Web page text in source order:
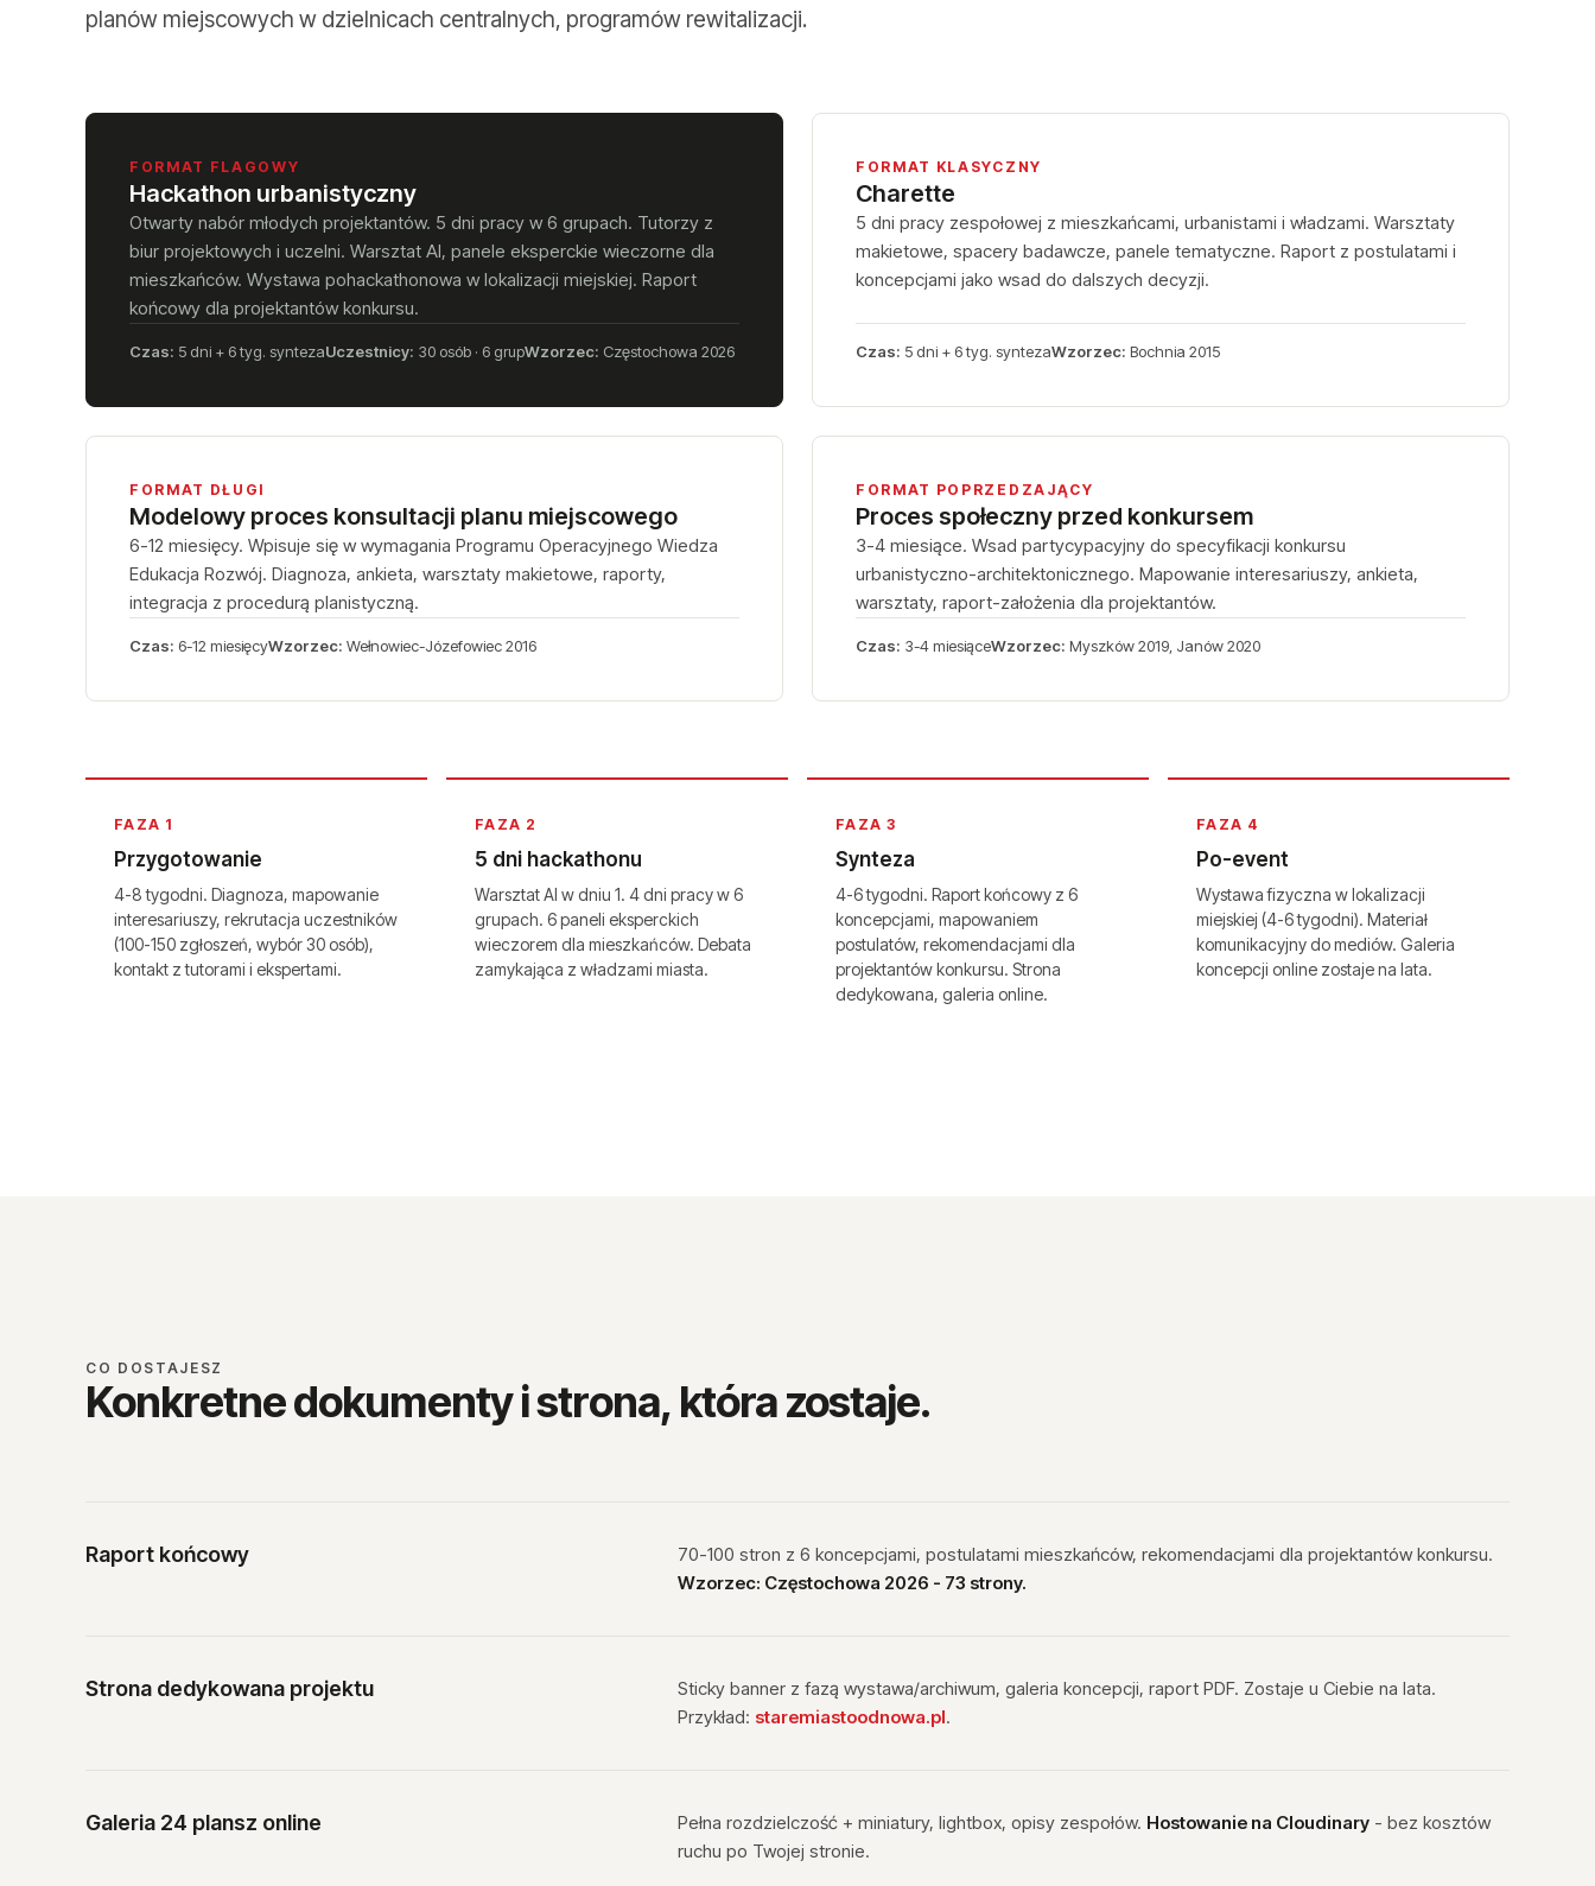
planów miejscowych w dzielnicach centralnych, programów rewitalizacji.
FORMAT FLAGOWY
Hackathon urbanistyczny
Otwarty nabór młodych projektantów. 5 dni pracy w 6 grupach. Tutorzy z
biur projektowych i uczelni. Warsztat AI, panele eksperckie wieczorne dla
mieszkańców. Wystawa pohackathonowa w lokalizacji miejskiej. Raport
końcowy dla projektantów konkursu.
Czas: 5 dni + 6 tyg. syntezaUczestnicy: 30 osób · 6 grupWzorzec: Częstochowa 2026
FORMAT KLASYCZNY
Charette
5 dni pracy zespołowej z mieszkańcami, urbanistami i władzami. Warsztaty
makietowe, spacery badawcze, panele tematyczne. Raport z postulatami i
koncepcjami jako wsad do dalszych decyzji.
Czas: 5 dni + 6 tyg. syntezaWzorzec: Bochnia 2015
FORMAT DŁUGI
Modelowy proces konsultacji planu miejscowego
6-12 miesięcy. Wpisuje się w wymagania Programu Operacyjnego Wiedza
Edukacja Rozwój. Diagnoza, ankieta, warsztaty makietowe, raporty,
integracja z procedurą planistyczną.
Czas: 6-12 miesięcyWzorzec: Wełnowiec-Józefowiec 2016
FORMAT POPRZEDZAJĄCY
Proces społeczny przed konkursem
3-4 miesiące. Wsad partycypacyjny do specyfikacji konkursu
urbanistyczno-architektonicznego. Mapowanie interesariuszy, ankieta,
warsztaty, raport-założenia dla projektantów.
Czas: 3-4 miesiąceWzorzec: Myszków 2019, Janów 2020
FAZA 1
Przygotowanie
4-8 tygodni. Diagnoza, mapowanie
interesariuszy, rekrutacja uczestników
(100-150 zgłoszeń, wybór 30 osób),
kontakt z tutorami i ekspertami.
FAZA 2
5 dni hackathonu
Warsztat AI w dniu 1. 4 dni pracy w 6
grupach. 6 paneli eksperckich
wieczorem dla mieszkańców. Debata
zamykająca z władzami miasta.
FAZA 3
Synteza
4-6 tygodni. Raport końcowy z 6
koncepcjami, mapowaniem
postulatów, rekomendacjami dla
projektantów konkursu. Strona
dedykowana, galeria online.
FAZA 4
Po-event
Wystawa fizyczna w lokalizacji
miejskiej (4-6 tygodni). Materiał
komunikacyjny do mediów. Galeria
koncepcji online zostaje na lata.
CO DOSTAJESZ
Konkretne dokumenty i strona, która zostaje.
Raport końcowy
70-100 stron z 6 koncepcjami, postulatami mieszkańców, rekomendacjami dla projektantów konkursu.
Wzorzec: Częstochowa 2026 - 73 strony.
Strona dedykowana projektu
Sticky banner z fazą wystawa/archiwum, galeria koncepcji, raport PDF. Zostaje u Ciebie na lata.
Przykład: staremiastoodnowa.pl.
Galeria 24 plansz online Pełna rozdzielczość + miniatury, lightbox, opisy zespołów. Hostowanie na Cloudinary - bez kosztów
ruchu po Twojej stronie.